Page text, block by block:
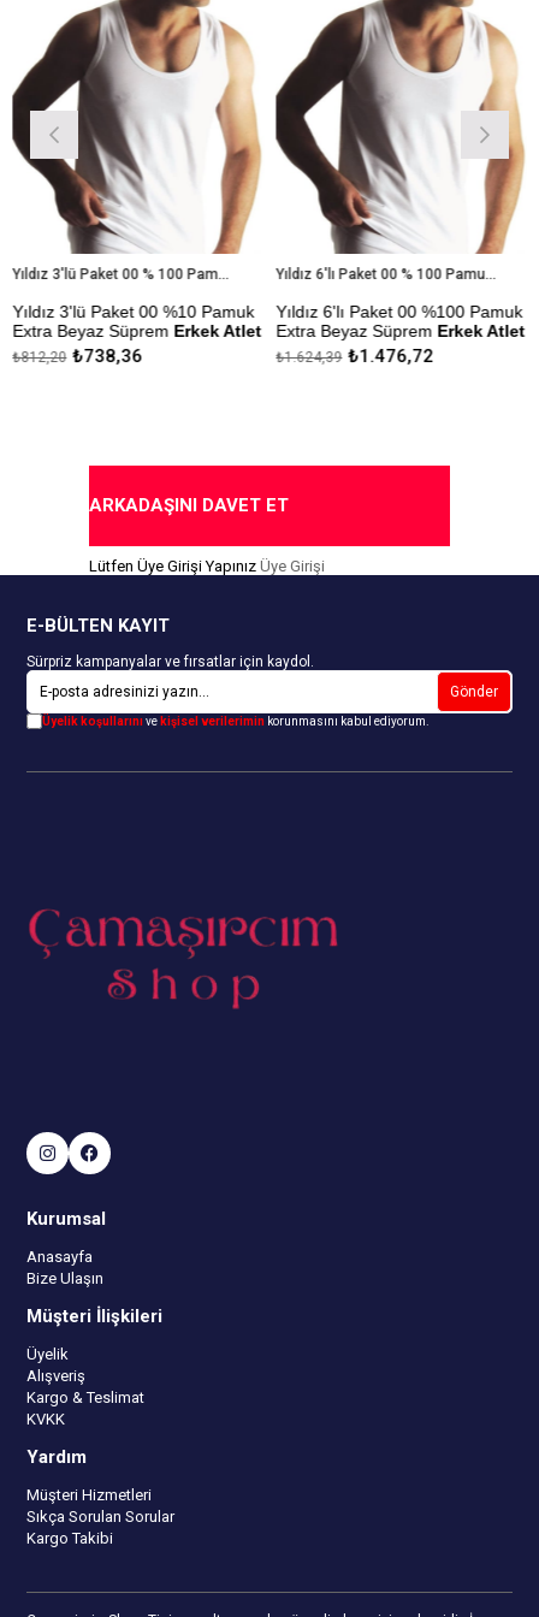
Yıldız 3'lü Paket 00 % 100 Pamuk Extra Beyaz Süprem Erkek Atlet
3'lü Paket 00 %10 Pamuk
Beyaz SüpremErkek Atlet
Sanfor Testi
₺738,36
Yıldız 6'lı Paket 00 % 100 Pamuk Extra Beyaz Süprem Erkek Atlet
Yıldız 6'lı Paket 00 %100 Pamuk
Extra Beyaz SüpremErkek Atlet
Çekmezlik Sanfor Testi
₺1.476,72
₺1.624,39
ARKADAŞINI DAVET ET
Lütfen Üye Girişi Yapınız Üye Girişi
E-BÜLTEN KAYIT
Sürpriz kampanyalar ve fırsatlar için kaydol.
Gönder
Üyelik koşullarınıve kişisel verilerimin korunmasını kabul ediyorum.
Kurumsal
Anasayfa
Bize Ulaşın
Müşteri İlişkileri
Üyelik
Alışveriş
Kargo & Teslimat
KVKK
Yardım
Müşteri Hizmetleri
Sıkça Sorulan Sorular
Kargo Takibi